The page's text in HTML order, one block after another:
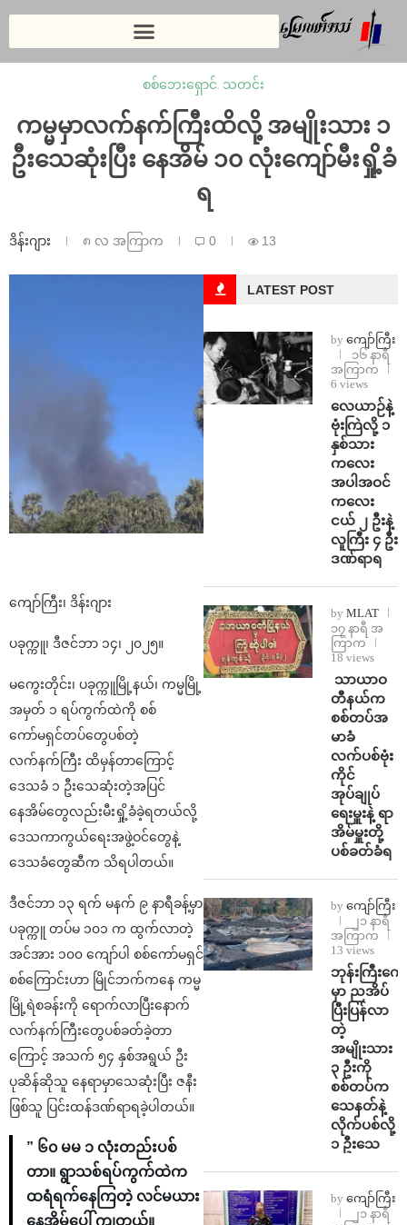
စစ်ဘေးရှောင်, သတင်း
ကမ္မမှာလက်နက်ကြီးထိလို့ အမျိုးသား ၁
ဦးသေဆုံးပြီး နေအိမ် ၁၀ လုံးကျော်မီးရှို့ခံ
ရ
ဒိန်းဂျား ၈ လ အကြာက 0 13
ကျော်ကြီး၊ ဒိန်းဂျား
ပခုက္ကူ၊ ဒီဇင်ဘာ ၁၄၊ ၂၀၂၅။
မကွေးတိုင်း၊ ပခုက္ကူမြို့နယ်၊ ကမ္မမြို့
အမှတ် ၁ ရပ်ကွက်ထဲကို စစ်
ကော်မရှင်တပ်တွေပစ်တဲ့
လက်နက်ကြီး ထိမှန်တာကြောင့်
ဒေသခံ ၁ ဦးသေဆုံးတဲ့အပြင်
နေအိမ်တွေလည်းမီးရှို့ခံခဲ့ရတယ်လို့
ဒေသကာကွယ်ရေးအဖွဲ့ဝင်တွေနဲ့
ဒေသခံတွေဆီက သိရပါတယ်။
ဒီဇင်ဘာ ၁၃ ရက် မနက် ၉ နာရီခန့်မှာ
ပခုက္ကူ တပ်မ ၁၀၁ က ထွက်လာတဲ့
အင်အား ၁၀၀ ကျော်ပါ စစ်ကော်မရှင်
စစ်ကြောင်းဟာ မြိုင်ဘက်ကနေ ကမ္မ
မြို့ရဲစခန်းကို ရောက်လာပြီးနောက်
လက်နက်ကြီးတွေပစ်ခတ်ခဲ့တာ
ကြောင့် အသက် ၅၄ နှစ်အရွယ် ဦး
ပုဆိန်ဆိုသူ နေရာမှာသေဆုံးပြီး ဇနီး
ဖြစ်သူ ပြင်းထန်ဒဏ်ရာရခဲ့ပါတယ်။
” ၆၀ မမ ၁ လုံးတည်းပစ်
တာ။ ရွာသစ်ရပ်ကွက်ထဲက
ထရံရက်နေကြတဲ့ လင်မယား
နေအိမ်ပေါ် ကျတယ်။
LATEST POST
by ကျော်ကြီး
၁၆ နာရီ
အကြာက
6 views
⁨လေယာဉ်နဲ့
ဗုံးကြဲလို့ ၁
နှစ်သား
ကလေး
အပါအဝင်
ကလေး
ငယ် ၂ ဦးနဲ့
လူကြီး ၄ ဦး
ဒဏ်ရာရ
by MLAT
၁၇ နာရီ အ
ကြာက
18 views
⁩ ⁨သာယာဝ
တီနယ်က
စစ်တပ်အ
မာခံ
လက်ပစ်ဗုံး
ကိုင်
အုပ်ချုပ်
ရေးမှူးနဲ့ ရာ
အိမ်မှူးတို့
ပစ်ခတ်ခံရ
by ကျော်ကြီး
၂၁ နာရီ
အကြာက
13 views
ဘုန်းကြီးကျ
မှာ ညအိပ်
ပြီးပြန်လာ
တဲ့
အမျိုးသား
၃ ဦးကို
စစ်တပ်က
သေနတ်နဲ့
လိုက်ပစ်လို့
၁ ဦးသေ
by ကျော်ကြီး
၂၁ နာရီ